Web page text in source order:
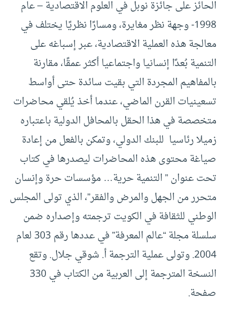
الحائز على جائزة نوبل في العلوم الاقتصادية – عام
1998- وجهة نظر مغايرة، ومسارًا نظريًا يختلف في
معالجة هذه العملية الاقتصادية، عبر إسباغه على
التنمية بُعدًا إنسانيا واجتماعيا أكثر عمقًا، مقارنة
بالمفاهيم المجردة التي بقيت سائدة حتى أواسط
تسعينيات القرن الماضي، عندما أخذ يُلقي محاضرات
متخصصة في هذا الحقل بالمحافل الدولية باعتباره
زميلا رئاسيا للبنك الدولي، وتمكن بالفعل من إعادة
صياغة محتوى هذه المحاضرات ليصدرها في كتاب
تحت عنوان ” التنمية حرية… مؤسسات حرة وإنسان
متحرر من الجهل والمرض والفقر”، الذي تولى المجلس
الوطني للثقافة في الكويت ترجمته وإصداره ضمن
سلسلة مجلة “عالم المعرفة” في عددها رقم 303 لعام
2004. وتولى عملية الترجمة أ. شوقي جلال. وتقع
النسخة المترجمة إلى العربية من الكتاب في 330
صفحة.